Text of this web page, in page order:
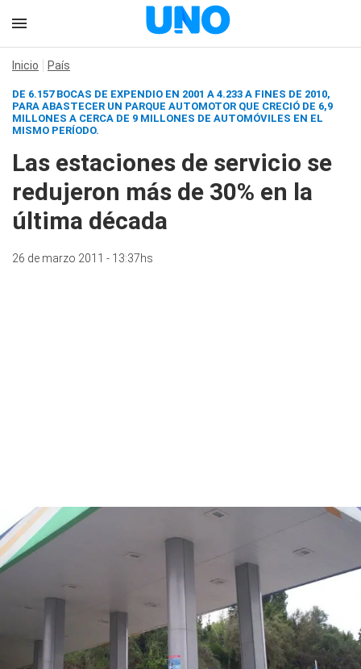
Inicio País
DE 6.157 BOCAS DE EXPENDIO EN 2001 A 4.233 A FINES DE 2010,
PARA ABASTECER UN PARQUE AUTOMOTOR QUE CRECIÓ DE 6,9
MILLONES A CERCA DE 9 MILLONES DE AUTOMÓVILES EN EL
MISMO PERÍODO.
Las estaciones de servicio se
redujeron más de 30% en la
última década
26 de marzo 2011 - 13:37hs